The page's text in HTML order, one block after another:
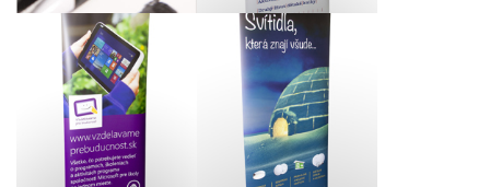
RollUp pro společnost
Microsoft Slovakia
s.r.o.
Prezentační RollUp pro
společnost Fulgur,
spol. s r.o.